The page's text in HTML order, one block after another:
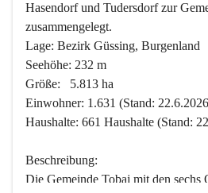
Hasendorf und Tudersdorf zur
zusammengelegt.
Lage: Bezirk Güssing, Burgenland
Seehöhe: 232 m
Größe:   5.813 ha
Einwohner: 1.631 (Stand:
Haushalte: 661 Haushalte (Stand:
Beschreibung:
Die Gemeinde Tobaj mit den sechs